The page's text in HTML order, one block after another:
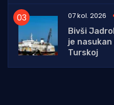
07 kol. 2026
Bivši
je
Turskoj